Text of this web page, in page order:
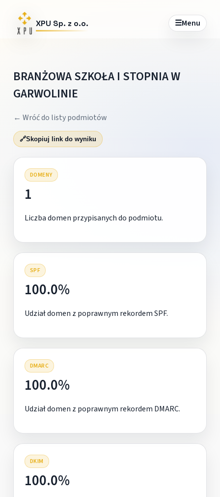
XPU Sp. z o.o. ☰Menu
BRANŻOWA SZKOŁA I STOPNIA W
GARWOLINIE
← Wróć do listy podmiotów
🔗Skopiuj link do wyniku
DOMENY
1
Liczba domen przypisanych do podmiotu.
SPF
100.0%
Udział domen z poprawnym rekordem SPF.
DMARC
100.0%
Udział domen z poprawnym rekordem DMARC.
DKIM
100.0%